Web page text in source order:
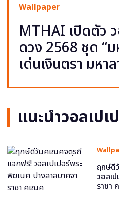
Wallpaper
MTHAI เปิดตัว
ดวง 2568 ชุด “
เด่นเงินตรา มหา
แนะนำวอลเปเ
ฤกษ์ดี
วอลเ
ราชา